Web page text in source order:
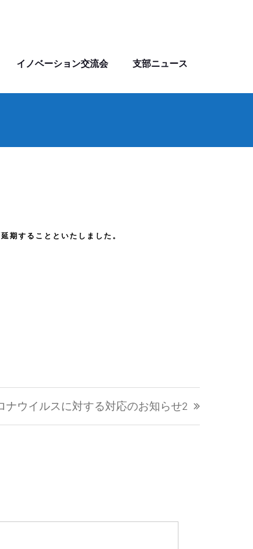
イノベーション交流会 支部ニュース
期することといたしました。
ナウイルスに対する対応のお知らせ2